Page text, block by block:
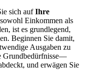
sich aufIhre
Einkommen als
ist es grundlegend,
Beginnen Sie damit,
Ausgaben zu
Grundbedürfnisse—
und erwägen Sie